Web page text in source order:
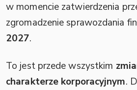
w momencie zatwierdzenia
zgromadzenie sprawozdania
2027.
To jest przede wszystkim
charakterze korporacyjnym.